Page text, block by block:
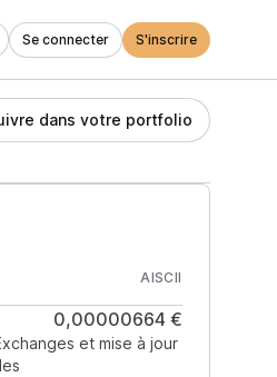
Se connecter S'inscrire
dans votre portfolio
AISCII
0,00000664 €
et mise à jour